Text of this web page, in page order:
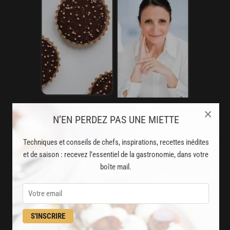
N’EN PERDEZ PAS UNE MIETTE
Techniques et conseils de chefs, inspirations, recettes inédites
et de saison : recevez l’essentiel de la gastronomie, dans votre
boîte mail.
S'INSCRIRE
×
AVEC VOTRE ABONNEMENT
PREMIUM
LA CUISINE DES CHEFS, ENFIN ACCESSIBLE !
8000recettes exclusives
partagées par vos chefs préférés
2000vidéos de recettes